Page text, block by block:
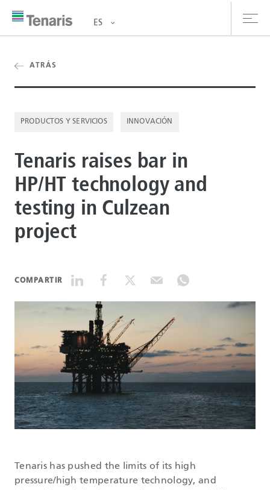
y Servicios
de prensa
DATASHEETS
SEARCH
ES
ATRÁS
PRODUCTOS Y SERVICIOS INNOVACIÓN
Tenaris raises bar in
HP/HT technology and
testing in Culzean
project
COMPARTIR
Tenaris has pushed the limits of its high
pressure/high temperature technology, and